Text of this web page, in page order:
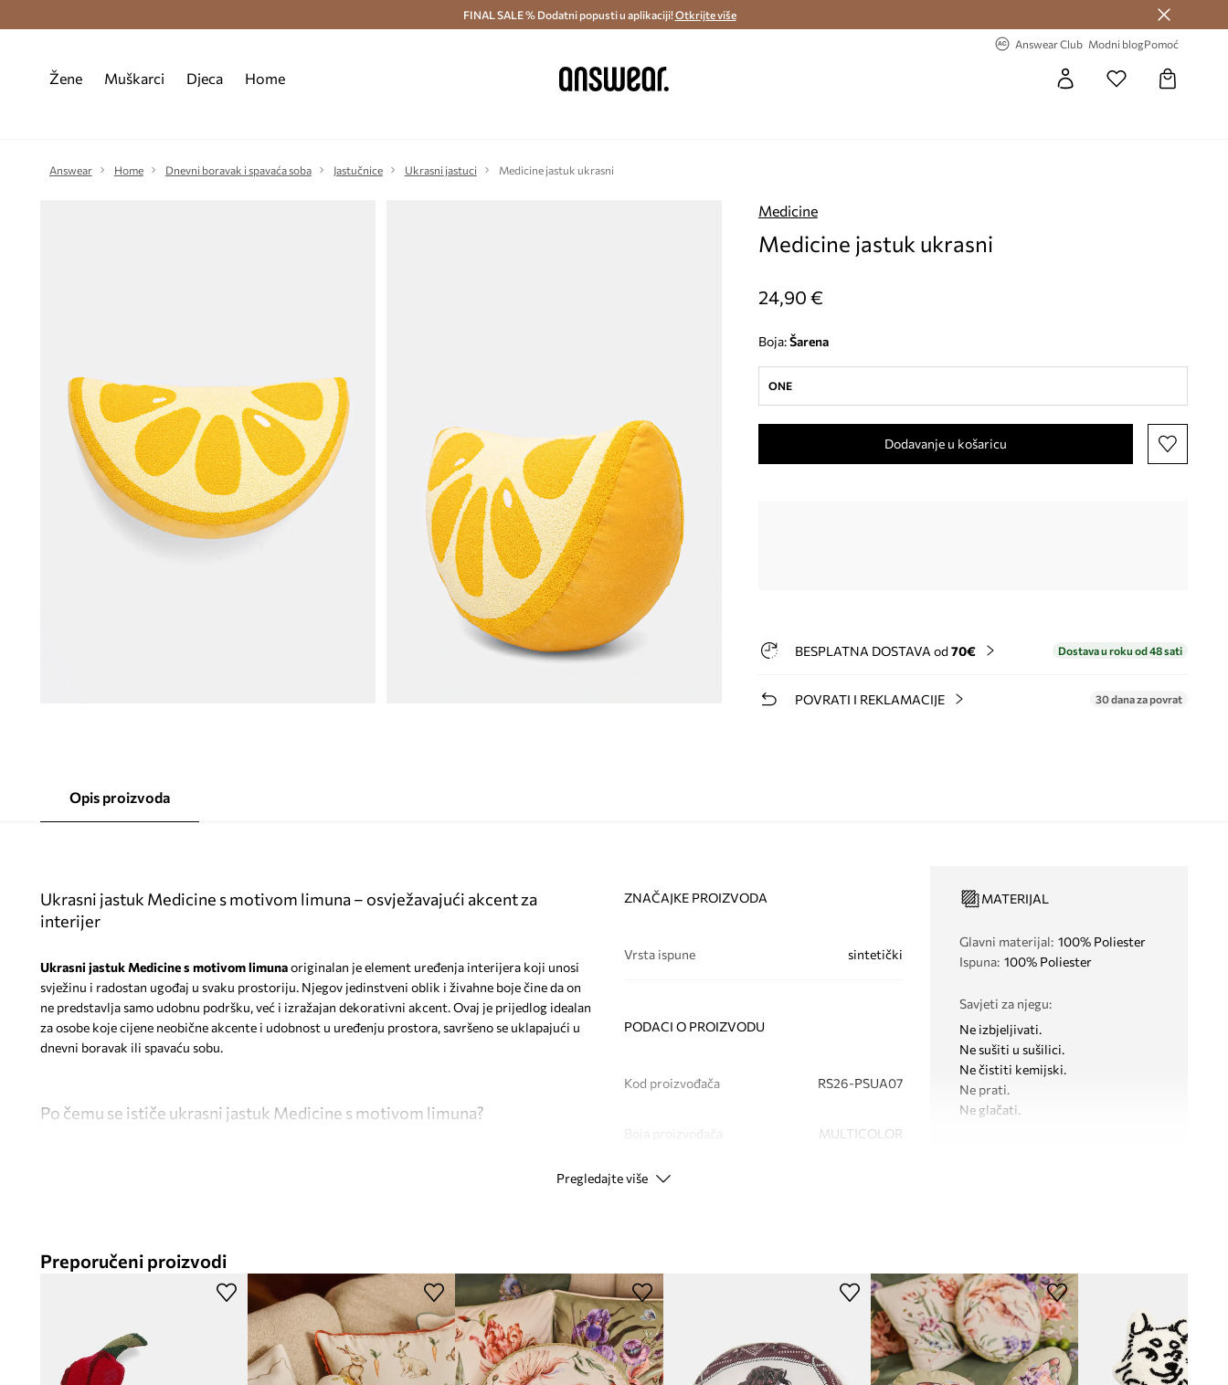
Besplatna dostava i povrat (od 70€) > Dostava u roku 48 sati >
FINAL SALE % Dodatni popusti u aplikaciji!Otkrijte više
Answear Club Modni blogPomoć
Žene Muškarci Djeca Home
Answear Home Dnevni boravak i spavaća soba Jastučnice Ukrasni jastuci Medicine jastuk ukrasni
Medicine
Medicine jastuk ukrasni
24,90 €
Boja: šarena
ONE
Dodavanje u košaricu
BESPLATNA DOSTAVA od 70€ Dostava u roku od 48 sati
POVRATI I REKLAMACIJE 30 dana za povrat
Opis proizvoda
Ukrasni jastuk Medicine s motivom limuna – osvježavajući akcent za
interijer
Ukrasni jastuk Medicine s motivom limunaoriginalan je element uređenja interijera koji unosi
svježinu i radostan ugođaj u svaku prostoriju. Njegov jedinstveni oblik i živahne boje čine da on
ne predstavlja samo udobnu podršku, već i izražajan dekorativni akcent. Ovaj je prijedlog idealan
za osobe koje cijene neobične akcente i udobnost u uređenju prostora, savršeno se uklapajući u
dnevni boravak ili spavaću sobu.
Po čemu se ističe ukrasni jastuk Medicine s motivom limuna?
ZNAČAJKE PROIZVODA
Vrsta ispune sintetički
PODACI O PROIZVODU
Kod proizvođača RS26-PSUA07
MULTICOLOR
Boja
Proizvođač
ID Proizvoda
MATERIJAL
Glavni materijal: 100% Poliester
Ispuna: 100% Poliester
Savjeti za njegu:
Ne izbjeljivati.
Ne sušiti u sušilici.
Ne čistiti kemijski.
Ne prati.
Ne glačati.
Pregledajte više
Preporučeni proizvodi